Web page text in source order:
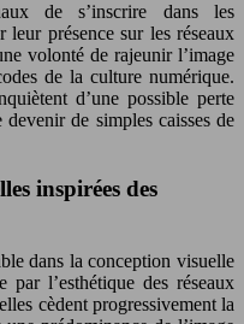
de s’inscrire dans les
présence sur les réseaux
volonté de rajeunir l’image
de la culture numérique.
d’une possible perte
de simples caisses de
inspirées des
dans la conception visuelle
l’esthétique des réseaux
cèdent progressivement la